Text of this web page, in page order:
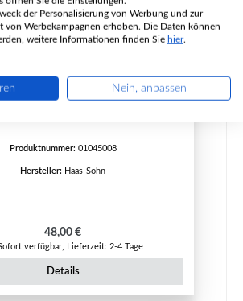
Produktnummer: 01045008
Hersteller: Haas-Sohn
Regulärer Preis:
48,00 €
verfügbar, Lieferzeit: 2-4 Tage
Details
der Personalisierung von Werbung und zur
von Werbekampagnen erhoben. Die Daten können
weitere Informationen finden Sie hier.
Nein, anpassen